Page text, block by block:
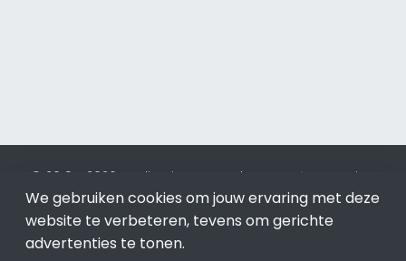
© 2019 - 2026 Realisatie en SEO door SEO-bureau
Lion
Internet. Betaal alleen voor bewezen resultaten?SEO
optimalisatie No Cure No Pay.Helmond is onderdeel van
Lion Internet.
We gebruiken cookies om jouw ervaring met deze
website te verbeteren, tevens om gerichte
advertenties te tonen.